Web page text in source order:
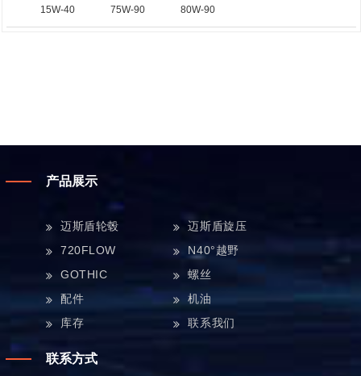
15W-40 75W-90 80W-90
产品展示
迈斯盾轮毂
迈斯盾旋压
720FLOW
N40°越野
GOTHIC
螺丝
配件
机油
库存
联系我们
联系方式